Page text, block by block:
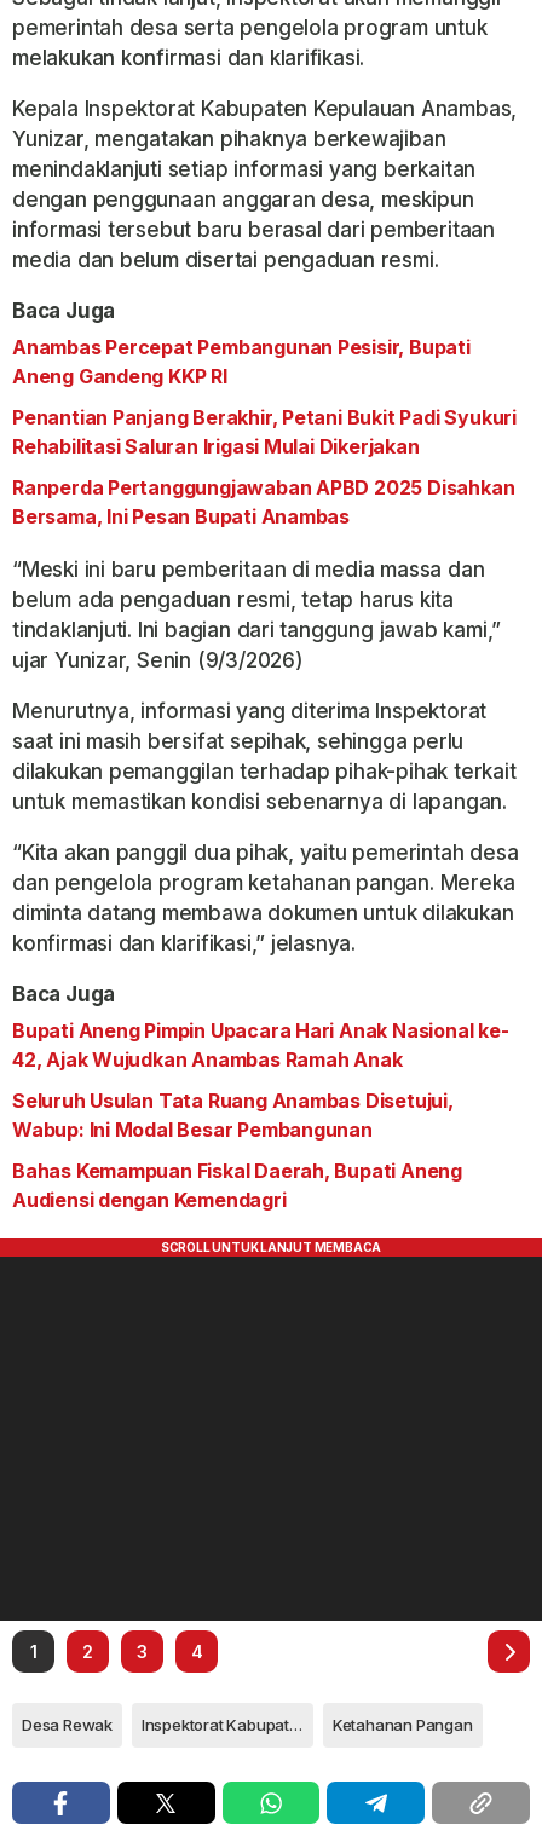
pemerintah desa serta pengelola program untuk
melakukan konfirmasi dan klarifikasi.
Kepala Inspektorat Kabupaten Kepulauan Anambas,
Yunizar, mengatakan pihaknya berkewajiban
menindaklanjuti setiap informasi yang berkaitan
dengan penggunaan anggaran desa, meskipun
informasi tersebut baru berasal dari pemberitaan
media dan belum disertai pengaduan resmi.
Baca Juga
Anambas Percepat Pembangunan Pesisir, Bupati
Aneng Gandeng KKP RI
Penantian Panjang Berakhir, Petani Bukit Padi Syukuri
Rehabilitasi Saluran Irigasi Mulai Dikerjakan
Ranperda Pertanggungjawaban APBD 2025 Disahkan
Bersama, Ini Pesan Bupati Anambas
“Meski ini baru pemberitaan di media massa dan
belum ada pengaduan resmi, tetap harus kita
tindaklanjuti. Ini bagian dari tanggung jawab kami,”
ujar Yunizar, Senin (9/3/2026)
Menurutnya, informasi yang diterima Inspektorat
saat ini masih bersifat sepihak, sehingga perlu
dilakukan pemanggilan terhadap pihak-pihak terkait
untuk memastikan kondisi sebenarnya di lapangan.
“Kita akan panggil dua pihak, yaitu pemerintah desa
dan pengelola program ketahanan pangan. Mereka
diminta datang membawa dokumen untuk dilakukan
konfirmasi dan klarifikasi,” jelasnya.
Baca Juga
Bupati Aneng Pimpin Upacara Hari Anak Nasional ke-
42, Ajak Wujudkan Anambas Ramah Anak
Seluruh Usulan Tata Ruang Anambas Disetujui,
Wabup: Ini Modal Besar Pembangunan
Bahas Kemampuan Fiskal Daerah, Bupati Aneng
Audiensi dengan Kemendagri
1 2 3 4
Desa Rewak Inspektorat Kabupaten Anambas Ketahanan Pangan